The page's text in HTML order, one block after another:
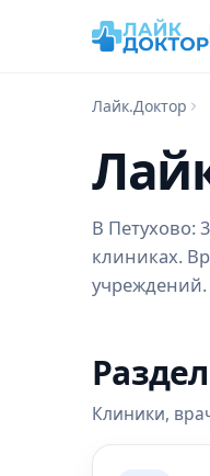
Лайк.Доктор
В Петухово:
клиниках.
учреждений.
Клиники,